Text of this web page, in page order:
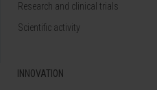
Research and clinical trials
Scientific activity
INNOVATION